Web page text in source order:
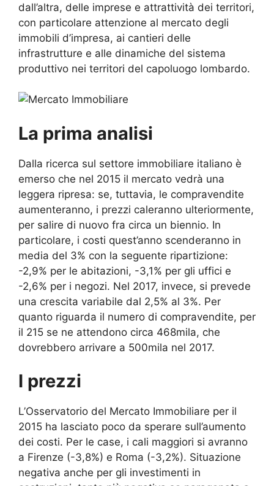
dall’altra, delle imprese e attrattività dei territori,
con particolare attenzione al mercato degli
immobili d’impresa, ai cantieri delle
infrastrutture e alle dinamiche del sistema
produttivo nei territori del capoluogo lombardo.
La prima analisi
Dalla ricerca sul settore immobiliare italiano è
emerso che nel 2015 il mercato vedrà una
leggera ripresa: se, tuttavia, le compravendite
aumenteranno, i prezzi caleranno ulteriormente,
per salire di nuovo fra circa un biennio. In
particolare, i costi quest’anno scenderanno in
media del 3% con la seguente ripartizione:
-2,9% per le abitazioni, -3,1% per gli uffici e
-2,6% per i negozi. Nel 2017, invece, si prevede
una crescita variabile dal 2,5% al 3%. Per
quanto riguarda il numero di compravendite, per
il 215 se ne attendono circa 468mila, che
dovrebbero arrivare a 500mila nel 2017.
I prezzi
L’Osservatorio del Mercato Immobiliare per il
2015 ha lasciato poco da sperare sull’aumento
dei costi. Per le case, i cali maggiori si avranno
a Firenze (-3,8%) e Roma (-3,2%). Situazione
negativa anche per gli investimenti in